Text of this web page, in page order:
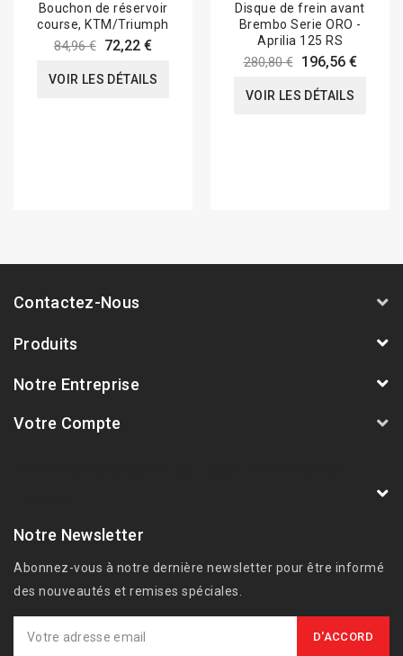
Bouchon de réservoir
course, KTM/Triumph
84,96 € 72,22 €
VOIR LES DÉTAILS
Disque de frein avant
Brembo Serie ORO -
Aprilia 125 RS
280,80 € 196,56 €
VOIR LES DÉTAILS
Contactez-Nous
Produits
Notre Entreprise
Votre Compte
Notre Newsletter
Abonnez-vous à notre dernière newsletter pour être informé
des nouveautés et remises spéciales.